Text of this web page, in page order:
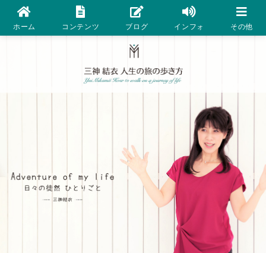
ホーム コンテンツ ブログ インフォ その他